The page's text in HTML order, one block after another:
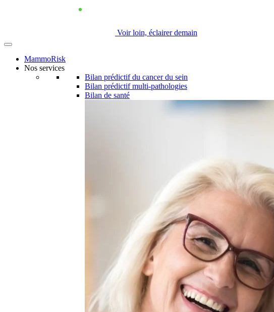
Voir loin, éclairer demain
MammoRisk
Nos services
Bilan prédictif du cancer du sein
Bilan prédictif multi-pathologies
Bilan de santé